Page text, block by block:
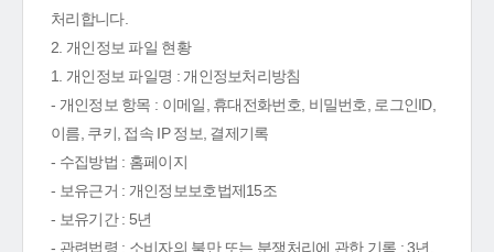
처리합니다.
2. 개인정보 파일 현황
1. 개인정보 파일명 : 개인정보처리방침
- 개인정보 항목 : 이메일, 휴대전화번호, 비밀번호, 로그인ID,
이름, 쿠키, 접속 IP 정보, 결제기록
- 수집방법 : 홈페이지
- 보유근거 : 개인정보보호법제15조
- 보유기간 : 5년
- 관련법령 : 소비자의 불만 또는 분쟁처리에 관한 기록 : 3년,